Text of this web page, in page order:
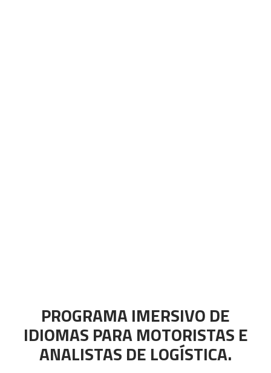
PROGRAMA IMERSIVO DE
IDIOMAS PARA MOTORISTAS E
ANALISTAS DE LOGÍSTICA.